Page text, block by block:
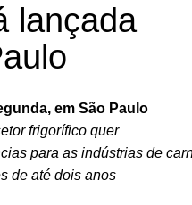
lançada
em São Paulo
frigorífico quer
para as indústrias de
de até dois anos